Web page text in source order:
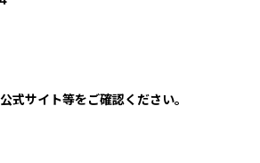
式サイト等をご確認ください。